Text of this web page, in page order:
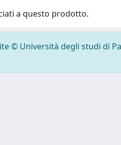
a questo prodotto.
© Università degli studi di